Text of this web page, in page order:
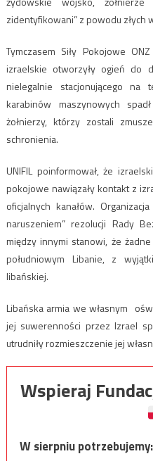
zidentyfikowani” z powodu złych
Tymczasem Siły Pokojowe
izraelskie otworzyły ogień do
nielegalnie stacjonującego na
karabinów maszynowych
żołnierzy, którzy zostali
schronienia.
UNIFIL poinformował, że
pokojowe nawiązały kontakt z
oficjalnych kanałów.
naruszeniem” rezolucji Rady
między innymi stanowi, że
południowym Libanie, z
libańskiej.
Libańska armia we własnym
jej suwerenności przez Izrael
utrudniły rozmieszczenie jej
Wspieraj
W sierpniu potrzebujemy: